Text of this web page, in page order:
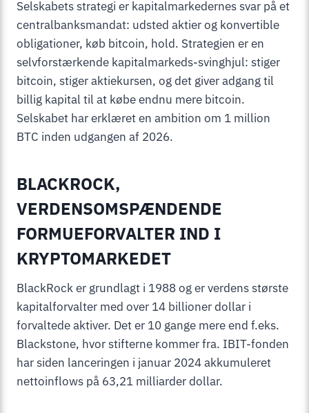
Selskabets strategi er kapitalmarkedernes svar på et
centralbanksmandat: udsted aktier og konvertible
obligationer, køb bitcoin, hold. Strategien er en
selvforstærkende kapitalmarkeds-svinghjul: stiger
bitcoin, stiger aktiekursen, og det giver adgang til
billig kapital til at købe endnu mere bitcoin.
Selskabet har erklæret en ambition om 1 million
BTC inden udgangen af 2026.
BLACKROCK,
VERDENSOMSPÆNDENDE
FORMUEFORVALTER IND I
KRYPTOMARKEDET
BlackRock er grundlagt i 1988 og er verdens største
kapitalforvalter med over 14 billioner dollar i
forvaltede aktiver. Det er 10 gange mere end f.eks.
Blackstone, hvor stifterne kommer fra. IBIT-fonden
har siden lanceringen i januar 2024 akkumuleret
nettoinflows på 63,21 milliarder dollar.